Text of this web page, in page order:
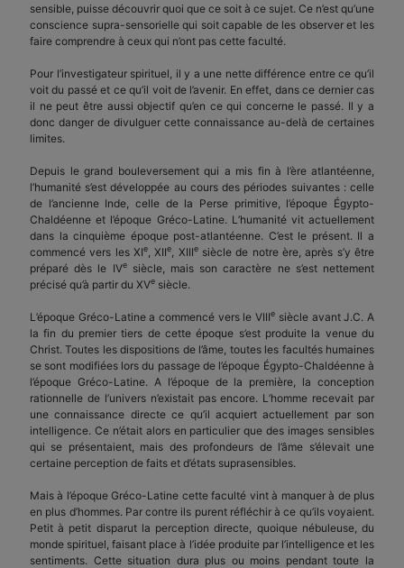
sensible, puisse découvrir quoi que ce soit à ce sujet. Ce n’est qu’une
conscience supra-sensorielle qui soit capable de les observer et les
faire comprendre à ceux qui n’ont pas cette faculté.
Pour l’investigateur spirituel, il y a une nette différence entre ce qu’il
voit du passé et ce qu’il voit de l’avenir. En effet, dans ce dernier cas
il ne peut être aussi objectif qu’en ce qui concerne le passé. Il y a
donc danger de divulguer cette connaissance au-delà de certaines
limites.
Depuis le grand bouleversement qui a mis fin à l’ère atlantéenne,
l’humanité s’est développée au cours des périodes suivantes : celle
de l’ancienne Inde, celle de la Perse primitive, l’époque Égypto-
Chaldéenne et l’époque Gréco-Latine. L’humanité vit actuellement
dans la cinquième époque post-atlantéenne. C’est le présent. Il a
commencé vers les XIe , XIIe , XIIIesiècle de notre ère, après s’y être
préparé dès le IVesiècle, mais son caractère ne s’est nettement
précisé qu’à partir du XVe siècle.
L’époque Gréco-Latine a commencé vers le VIIIe siècle avant J.C. A
la fin du premier tiers de cette époque s’est produite la venue du
Christ. Toutes les dispositions de l’âme, toutes les facultés humaines
se sont modifiées lors du passage de l’époque Égypto-Chaldéenne à
l’époque Gréco-Latine. A l’époque de la première, la conception
rationnelle de l’univers n’existait pas encore. L’homme recevait par
une connaissance directe ce qu’il acquiert actuellement par son
intelligence. Ce n’était alors en particulier que des images sensibles
qui se présentaient, mais des profondeurs de l’âme s’élevait une
certaine perception de faits et d’états suprasensibles.
Mais à l’époque Gréco-Latine cette faculté vint à manquer à de plus
en plus d’hommes. Par contre ils purent réfléchir à ce qu’ils voyaient.
Petit à petit disparut la perception directe, quoique nébuleuse, du
monde spirituel, faisant place à l’idée produite par l’intelligence et les
sentiments. Cette situation dura plus ou moins pendant toute la